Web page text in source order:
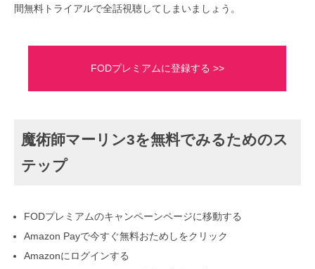
間無料トライアルで全話視聴してしまいましょう。
FODプレミアムに登録する >>
魔術師マーリン3を無料でみるためのス
テップ
FODプレミアムのキャンペーンページに移動する
Amazon Payで今すぐ無料おためしをクリック
Amazonにログインする